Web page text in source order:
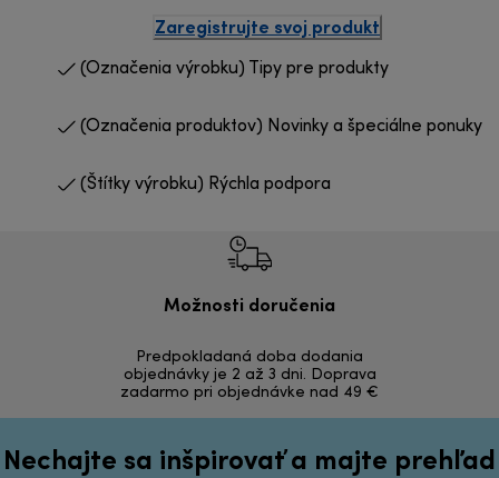
Zaregistrujte svoj produkt
(Označenia výrobku) Tipy pre produkty
(Označenia produktov) Novinky a špeciálne ponuky
(Štítky výrobku) Rýchla podpora
Možnosti doručenia
Predpokladaná doba dodania
objednávky je 2 až 3 dni. Doprava
zadarmo pri objednávke nad 49 €
Nechajte sa inšpirovať a majte prehľad